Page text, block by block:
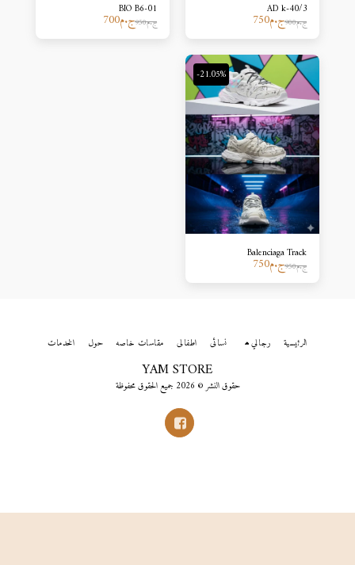
AD k-40/3
ج.م900ج.م750
BIO B6-01
ج.م950ج.م700
-21.05%
Balenciaga Track
ج.م950ج.م750
YAM STORE
حقوق النشر © 2026 جميع الحقوق محفوظة
الرئيسية رجالي نسائى اطفالى مقاسات خاصه حول الخدمات